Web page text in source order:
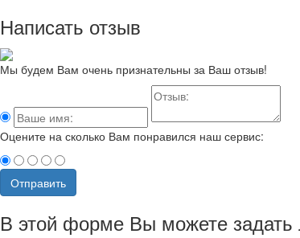
Написать отзыв
Мы будем Вам очень признательны за Ваш отзыв!
Оцените на сколько Вам понравился наш сервис:
Отправить
В этой форме Вы можете задать